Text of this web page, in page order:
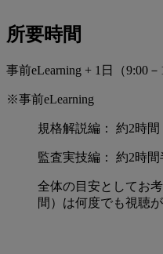
所要時間
事前eLearning + 1日（9:00－
※事前eLearning
規格解説編： 約2時
監査実技編： 約2時
全体の目安としてお
間）は何度でも視聴が